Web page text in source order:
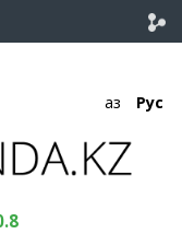
Қаз Рус
470.8